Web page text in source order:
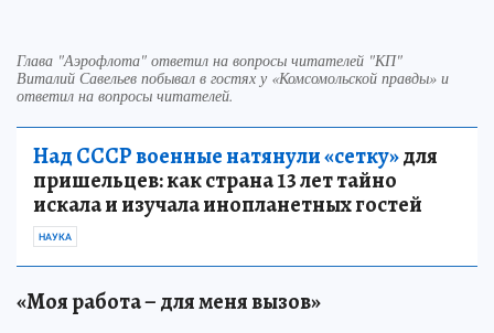
Глава "Аэрофлота" ответил на вопросы читателей "КП"
Виталий Савельев побывал в гостях у «Комсомольской правды» и
ответил на вопросы читателей.
Над СССР военные натянули «сетку»для
пришельцев: как страна 13 лет тайно
искала и изучала инопланетных гостей
НАУКА
«Моя работа – для меня вызов»